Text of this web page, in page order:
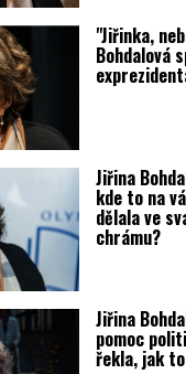
"Jiřinka,
Bohdalová
Jiřina
kde to na
dělala ve
chrámu?
Jiřina
pomoc
řekla, jak